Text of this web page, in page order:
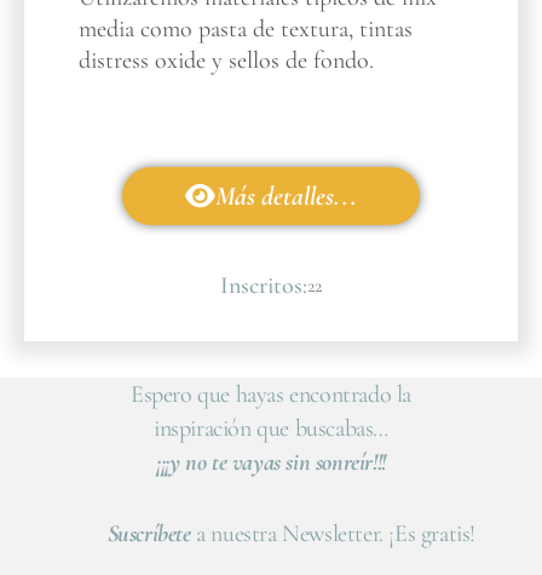
media como pasta de textura, tintas
distress oxide y sellos de fondo.
Más detalles...
Inscritos:22
Espero que hayas encontrado la
inspiración que buscabas…
¡¡¡y no te vayas sin sonreír!!!
Suscríbetea nuestra Newsletter. ¡Es gratis!